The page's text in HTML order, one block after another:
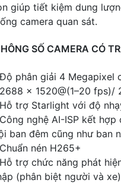
giúp tiết kiệm dung
camera quan sát.
SỐ CAMERA CÓ
phân giải 4 Megapixel
× 1520@(1–20 fps)/
trợ Starlight với độ
nghệ AI-ISP kết
ban đêm cũng như ban
nén H265+
trợ chức năng phát
(phân biệt người và